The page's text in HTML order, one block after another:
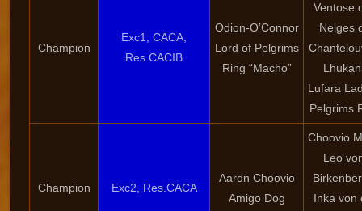
Champion
Exc1, CACA,
Res.CACIB
Odion-O’Connor
Lord of Pelgrims
Ring “Macho”
Ventose
Neiges
Lufara
Pelgrims
Champion Exc2, Res.CACA
Aaron Choovio
Amigo Dog
Choovio
Leo
Inka von